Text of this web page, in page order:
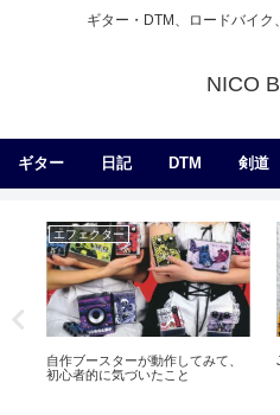
ギター・DTM、ロードバイク
NICO
ギター 日記 DTM 剣道
エフェクター
自作ブースターが動作してみて、
初心者的に気づいたこと